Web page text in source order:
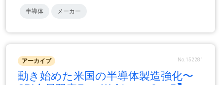
半導体 メーカー
アーカイブ No.152281
動き始めた米国の半導体製造強化〜